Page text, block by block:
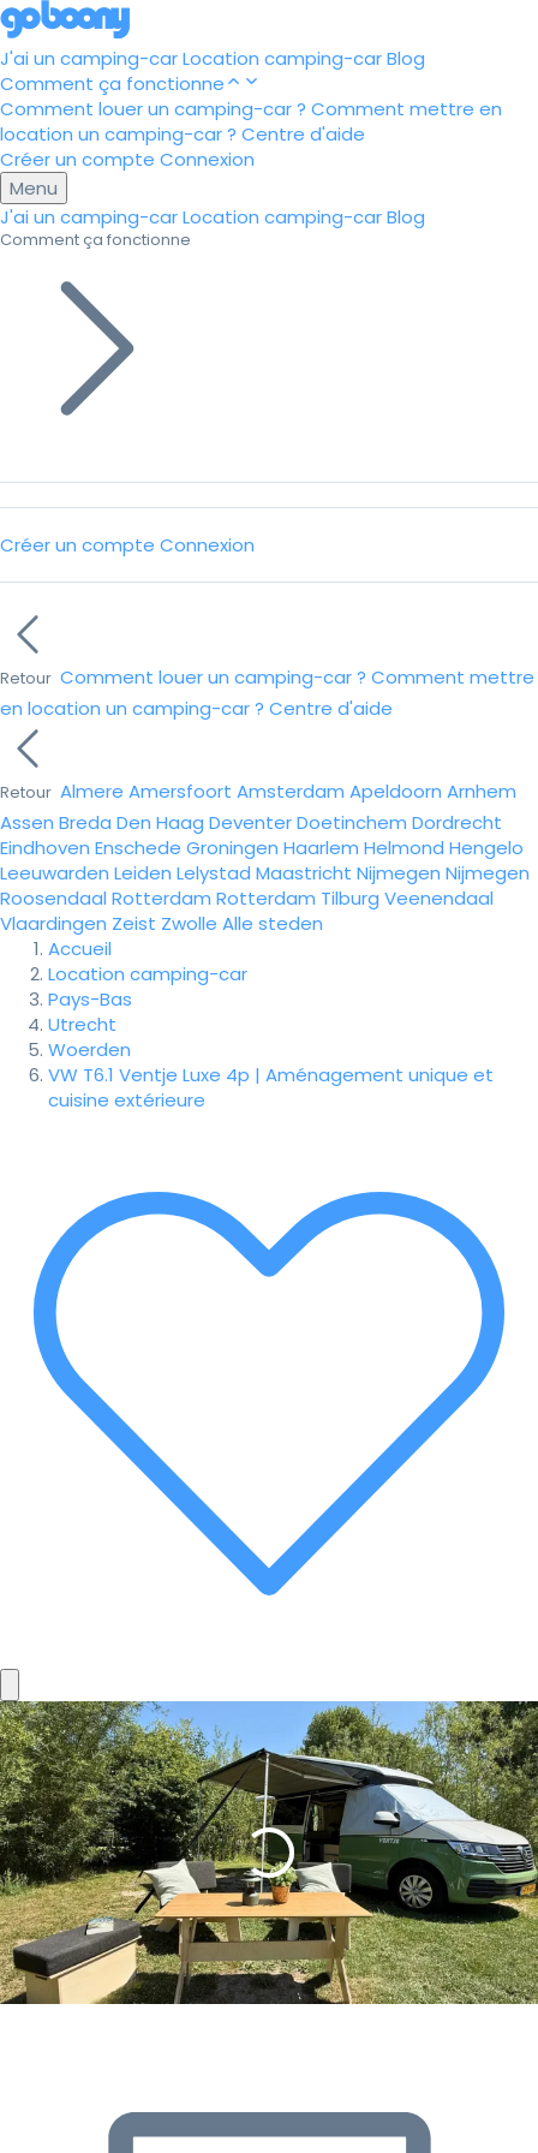
J'ai un camping-carLocation camping-carBlog
Comment ça fonctionne
Comment louer un camping-car ? Comment mettre en
location un camping-car ? Centre d'aide
Créer un compte Connexion
Menu
J'ai un camping-carLocation camping-carBlog
Comment ça fonctionne
Créer un compte Connexion
Retour Comment louer un camping-car ? Comment mettre
en location un camping-car ? Centre d'aide
Retour Almere Amersfoort Amsterdam Apeldoorn Arnhem
Assen Breda Den Haag DeventerDoetinchem Dordrecht
Eindhoven Enschede Groningen Haarlem Helmond Hengelo
Leeuwarden Leiden Lelystad Maastricht Nijmegen Nijmegen
Roosendaal Rotterdam Rotterdam Tilburg Veenendaal
Vlaardingen Zeist Zwolle Alle steden
Accueil
Location camping-car
Pays-Bas
Utrecht
Woerden
VW T6.1 Ventje Luxe 4p | Aménagement unique et
cuisine extérieure